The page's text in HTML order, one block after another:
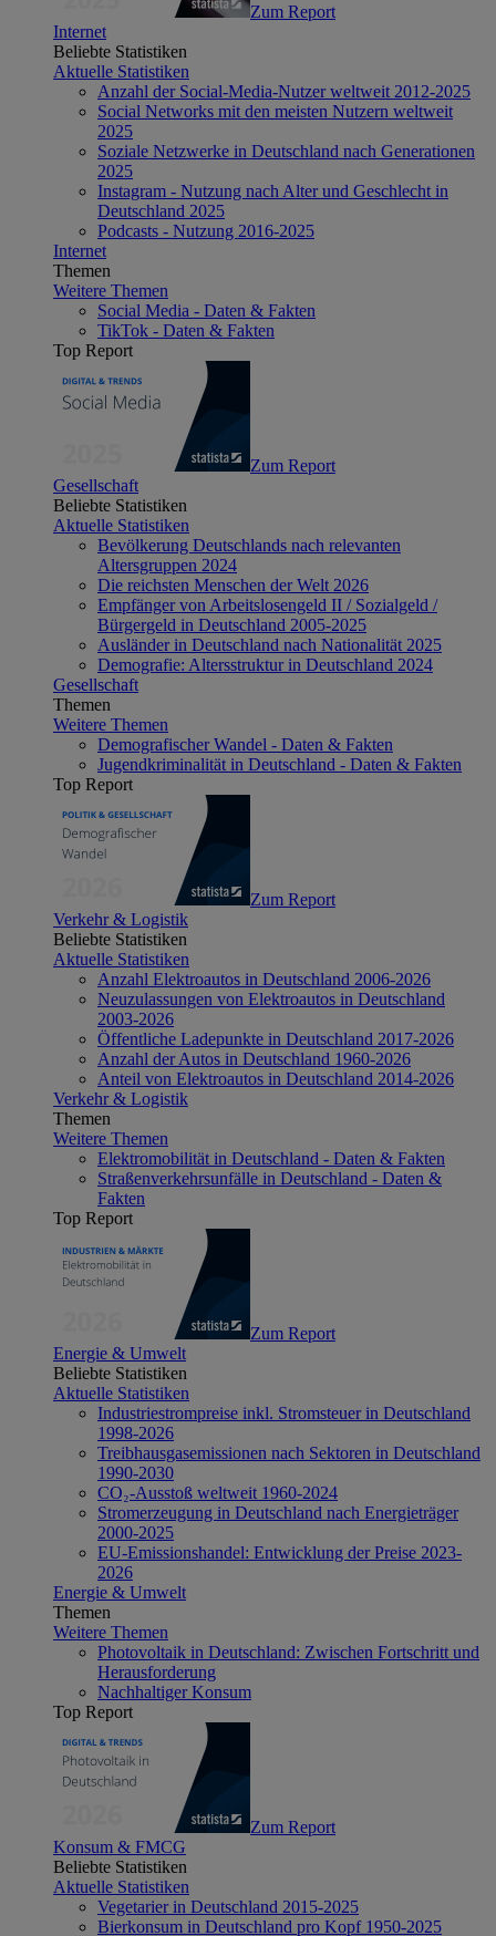
Zum Report
Internet
Beliebte Statistiken
Aktuelle Statistiken
Anzahl der Social-Media-Nutzer weltweit 2012-2025
Social Networks mit den meisten Nutzern weltweit
2025
Soziale Netzwerke in Deutschland nach Generationen
2025
Instagram - Nutzung nach Alter und Geschlecht in
Deutschland 2025
Podcasts - Nutzung 2016-2025
Internet
Themen
Weitere Themen
Social Media - Daten & Fakten
TikTok - Daten & Fakten
Top Report
Zum Report
Gesellschaft
Beliebte Statistiken
Aktuelle Statistiken
Bevölkerung Deutschlands nach relevanten
Altersgruppen 2024
Die reichsten Menschen der Welt 2026
Empfänger von Arbeitslosengeld II / Sozialgeld /
Bürgergeld in Deutschland 2005-2025
Ausländer in Deutschland nach Nationalität 2025
Demografie: Altersstruktur in Deutschland 2024
Gesellschaft
Themen
Weitere Themen
Demografischer Wandel - Daten & Fakten
Jugendkriminalität in Deutschland - Daten & Fakten
Top Report
Zum Report
Verkehr & Logistik
Beliebte Statistiken
Aktuelle Statistiken
Anzahl Elektroautos in Deutschland 2006-2026
Neuzulassungen von Elektroautos in Deutschland
2003-2026
Öffentliche Ladepunkte in Deutschland 2017-2026
Anzahl der Autos in Deutschland 1960-2026
Anteil von Elektroautos in Deutschland 2014-2026
Verkehr & Logistik
Themen
Weitere Themen
Elektromobilität in Deutschland - Daten & Fakten
Straßenverkehrsunfälle in Deutschland - Daten &
Fakten
Top Report
Zum Report
Energie & Umwelt
Beliebte Statistiken
Aktuelle Statistiken
Industriestrompreise inkl. Stromsteuer in Deutschland
1998-2026
Treibhausgasemissionen nach Sektoren in Deutschland
1990-2030
CO₂-Ausstoß weltweit 1960-2024
Stromerzeugung in Deutschland nach Energieträger
2000-2025
EU-Emissionshandel: Entwicklung der Preise 2023-
2026
Energie & Umwelt
Themen
Weitere Themen
Photovoltaik in Deutschland: Zwischen Fortschritt und
Herausforderung
Nachhaltiger Konsum
Top Report
Zum Report
Konsum & FMCG
Beliebte Statistiken
Aktuelle Statistiken
Vegetarier in Deutschland 2015-2025
Bierkonsum in Deutschland pro Kopf 1950-2025